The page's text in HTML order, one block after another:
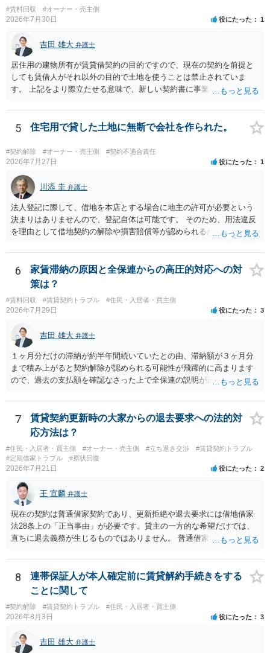
ります。そのため、地主に無断でお骨を埋める行為は、他人の所有権
を侵害する行為や、借地人としての善管注意義務違反とみなされる可
事前に地主へ相談して許可を得るか、土地に直接埋めずに大きめの鉢
植え等で供養する「プランター葬」や、ペット霊園等への納骨を検討
されるのが確実かと思います。
#賃料回収 #オーナー・売主側
2026年7月30日 役にたった 1
吉田 雄大 弁護士
居住用の建物所有が賃貸借契約の目的ですので、現在の契約を前提と
しても賃借人がそれ以外の目的で土地を使うことは禁止されていま
す。 上記をより際立たせる意味で、新しい契約書に事業用として用い
交渉である以上賃借人が拒んだ場合には入りませんが、提案するのは
良い方法と思います。
5 住宅用で貸した土地に無断で会社を作られた。
#契約解除 #オーナー・売主側 #契約不適合責任
2026年7月27日 役にたった 1
川添 圭 弁護士
法人登記に際して、借地を本店とする場合に地主の許可が必要という
決まりはありませんので、登記自体は可能です。 そのため、用法違反
を理由として借地契約の解除や損害賠償等が認められるかどうかが問
の建物を住居用に限定する（事業に使用しない）特約があると評価で
きるかどうかが重要でしょう（借地契約締結後に賃借人が建物を店舗
に改装したという事案で、住居に限定する特約までは存在しなかった
として契約解除を認めなかった裁判例があります）。契約条項の記載
や解釈の問題になりますので、弁護士へ直接相談されることをお勧め
します。
6
家賃滞納の原因と全保連からの高圧的対応への対
策は？
#賃料回収 #賃貸契約トラブル #住民・入居者・買主側
2026年7月29日 役にたった 3
吉田 雄大 弁護士
１ヶ月分だけの滞納が約半年間続いていたとの由、滞納額が３ヶ月分
まで積み上がると契約解除が認められる可能性が飛躍的に高まります
ので、過去の支払額を確認なさった上で全保連の説明が正しければ、
た理由は気になるところですが、中身のある返答は期待できないと思
います。
7
賃貸契約更新時の大家からの退去要求への法的対
応方法は？
#住民・入居者・買主側 #オーナー・売主側 #立ち退き交渉
#賃貸契約トラブル
#定期借家トラブル
#原状回復
2026年7月21日 役にたった 2
王 宣麟 弁護士
現在の契約は普通借家契約であり、更新拒絶や退去要求には借地借家
法28条上の「正当事由」が必要です。貸主の一方的な希望だけでは、
直ちに退去義務が生じるものではありません。 普通借家契約から定期
新たな定期借家契約を締結する形になりますが、これは任意の合意が
前提であり、借主が同意しなければ成立しません。 12年間の居住実
績、子どもの学校や地域とのつながり、転居費用の準備が困難な事情
などは、借主側の強い居住継続の必要性として正当事由判断において
重視される要素ですので、貸主側にかなり具体的な事情と立退料など
がない限り、更新拒絶が認められるハードルは一般的に高いと考えら
れます。 建物が未登記であること自体は、賃貸借契約の有効性を直ち
に否定するものではなく、引渡しがされていれば賃貸借の効力は原則
8
連帯保証人が本人確定前に賃貸解約手続きをする
ことに関して
#契約解除 #賃貸契約トラブル #住民・入居者・買主側
2026年8月3日 役にたった 3
吉田 雄大 弁護士